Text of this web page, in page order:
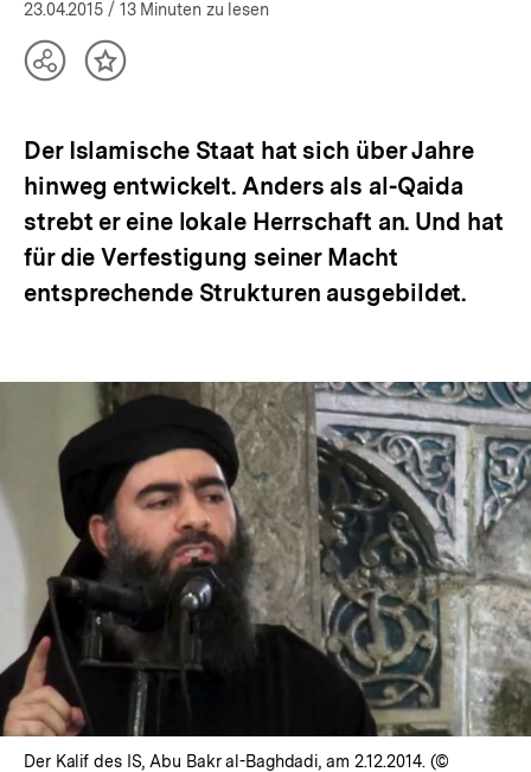
öffnen
23.04.2015 / 13 Minuten zu lesen
TeilenInhalt
Der Islamische Staat hat sich über Jahre
hinweg entwickelt. Anders als al-Qaida
strebt er eine lokale Herrschaft an. Und hat
für die Verfestigung seiner Macht
entsprechende Strukturen ausgebildet.
Der Kalif des IS, Abu Bakr al-Baghdadi, am 2.12.2014. (©